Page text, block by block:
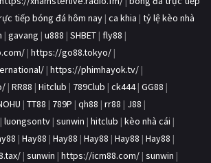
tiếp bóng đá hôm nay | ca khia | tỷ lệ kèo nhà
| gavang | u888 | SHBET | fly88 |
| https://go88.tokyo/ |
| https://phimhayok.tv/ |
| RR88 | Hitclub | 789Club | ck444| GG88 |
| TT88 | 789P | qh88 | rr88 | J88 |
| luongsontv | sunwin | hitclub | kèo nhà cái |
| Hay88 | Hay88 | Hay88 | Hay88 | Hay88 |
| sunwin | https://icm88.com/ | sunwin |